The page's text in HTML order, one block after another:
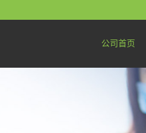
公司首页